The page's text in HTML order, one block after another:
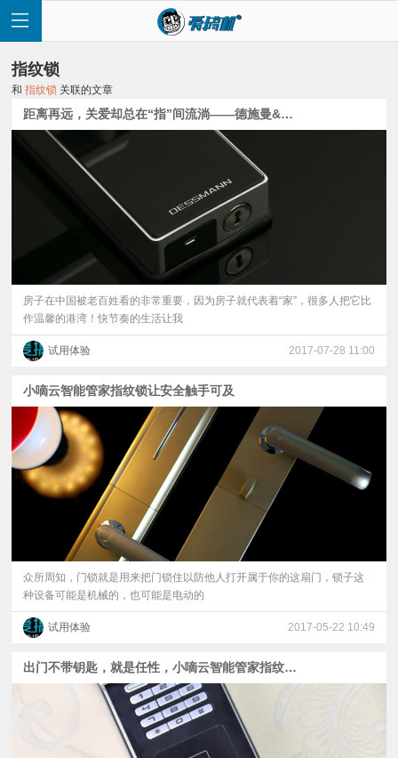
讯
评
频
普
指纹锁
和指纹锁 关联的文章
距离再远，关爱却总在“指”间流淌——德施曼&国美 M102体验
房子在中国被老百姓看的非常重要，因为房子就代表着“家”，很多人把它比
作温馨的港湾！快节奏的生活让我
试用体验 2017-07-28 11:00
小嘀云智能管家指纹锁让安全触手可及
众所周知，门锁就是用来把门锁住以防他人打开属于你的这扇门，锁子这
种设备可能是机械的，也可能是电动的
试用体验 2017-05-22 10:49
出门不带钥匙，就是任性，小嘀云智能管家指纹锁体验